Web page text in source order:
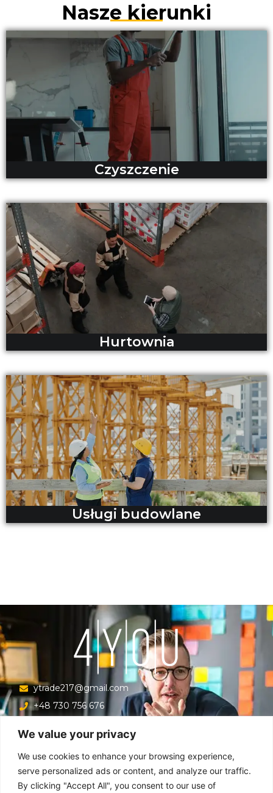
We value your privacy
We use cookies to enhance your browsing experience,
serve personalized ads or content, and analyze our traffic.
By clicking "Accept All", you consent to our use of
Nasze kierunki
Czyszczenie
Hurtownia
Usługi budowlane
ytrade217@gmail.com
+48 730 756 676
Menu
Główna